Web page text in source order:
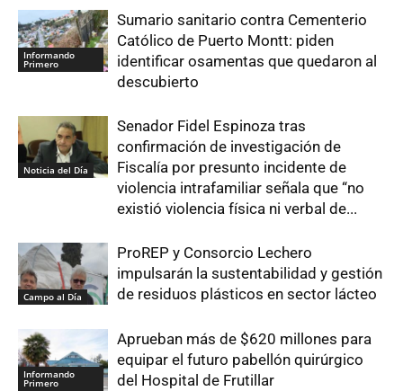
Informando
Primero
Sumario sanitario contra Cementerio
Católico de Puerto Montt: piden
identificar osamentas que quedaron al
descubierto
Noticia del Día
Senador Fidel Espinoza tras
confirmación de investigación de
Fiscalía por presunto incidente de
violencia intrafamiliar señala que “no
existió violencia física ni verbal de...
Campo al Día
ProREP y Consorcio Lechero
impulsarán la sustentabilidad y gestión
de residuos plásticos en sector lácteo
Informando
Primero
Aprueban más de $620 millones para
equipar el futuro pabellón quirúrgico
del Hospital de Frutillar